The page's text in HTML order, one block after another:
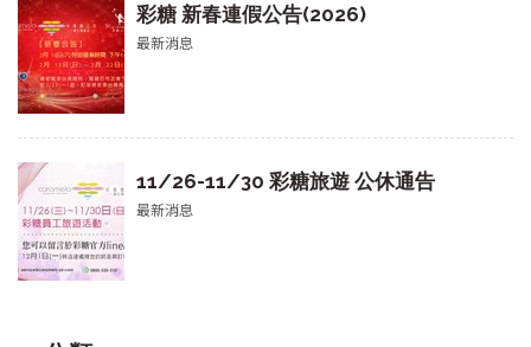
彩糖 新春連假公告(2026)
最新消息
11/26-11/30 彩糖旅遊 公休通告
最新消息